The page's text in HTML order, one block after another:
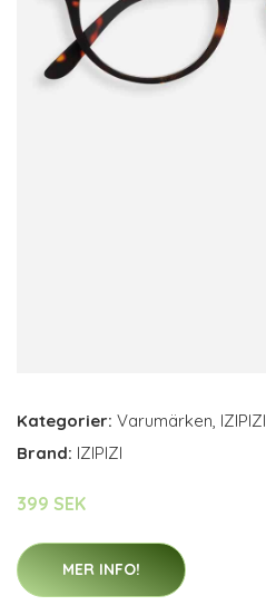
Kategorier: Varumärken, IZIPIZI
Brand: IZIPIZI
399 SEK
MER INFO!